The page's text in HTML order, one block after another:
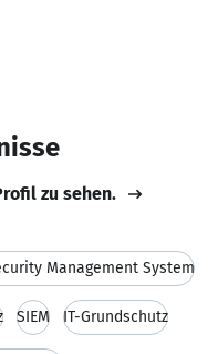
zu sehen.
Management System
SIEM IT-Grundschutz